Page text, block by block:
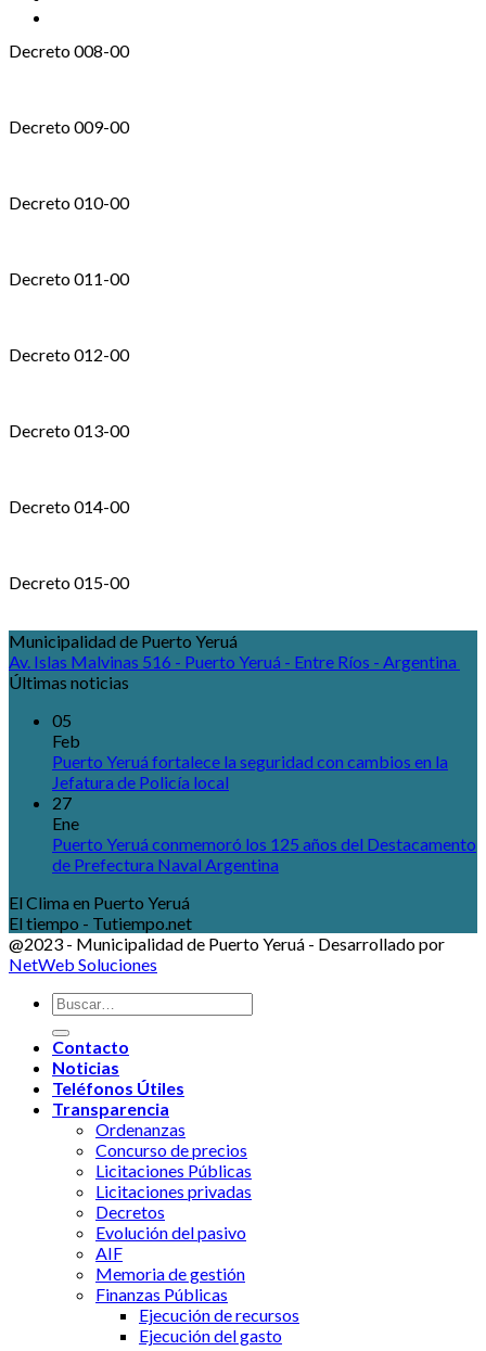
Decreto 008-00
Decreto 009-00
Decreto 010-00
Decreto 011-00
Decreto 012-00
Decreto 013-00
Decreto 014-00
Decreto 015-00
Municipalidad de Puerto Yeruá
Av. Islas Malvinas 516 - Puerto Yeruá - Entre Ríos - Argentina
Últimas noticias
05
Feb
Puerto Yeruá fortalece la seguridad con cambios en la
Jefatura de Policía local
27
Ene
Puerto Yeruá conmemoró los 125 años del Destacamento
de Prefectura Naval Argentina
El Clima en Puerto Yeruá
El tiempo - Tutiempo.net
@2023 - Municipalidad de Puerto Yeruá - Desarrollado por
NetWeb Soluciones
Contacto
Noticias
Teléfonos Útiles
Transparencia
Ordenanzas
Concurso de precios
Licitaciones Públicas
Licitaciones privadas
Decretos
Evolución del pasivo
AIF
Memoria de gestión
Finanzas Públicas
Ejecución de recursos
Ejecución del gasto